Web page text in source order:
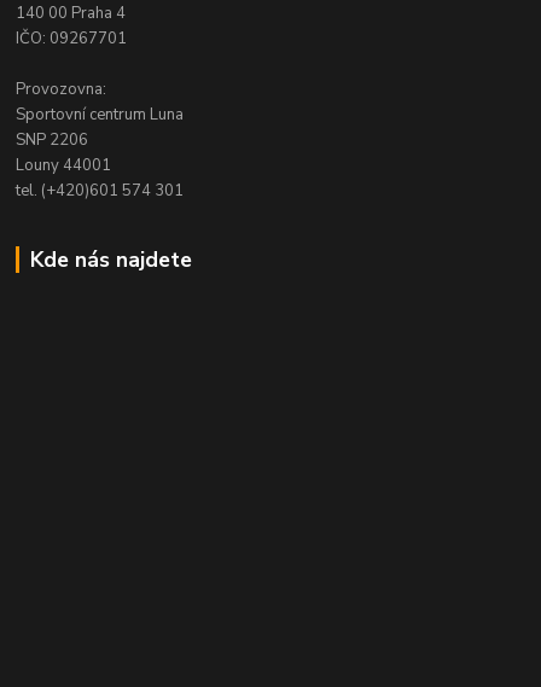
140 00 Praha 4
IČO: 09267701
Provozovna:
Sportovní centrum Luna
SNP 2206
Louny 44001
tel. (+420)601 574 301
Kde nás najdete